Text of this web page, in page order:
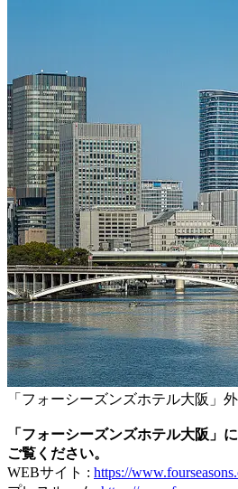
「フォーシーズンズホテル大阪」
「フォーシーズンズホテル大阪」
ご覧ください。
WEBサイト : https://